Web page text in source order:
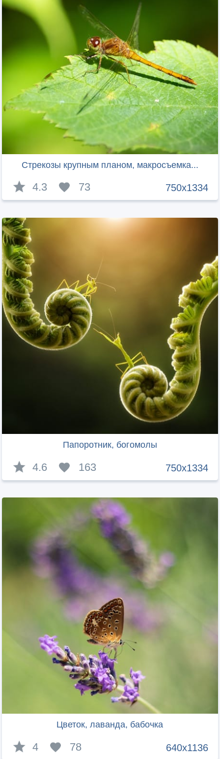
Стрекозы крупным планом, макросъемка...
750x1334
4.3 73
Папоротник, богомолы
750x1334
4.6 163
Цветок, лаванда, бабочка
640x1136
4 78